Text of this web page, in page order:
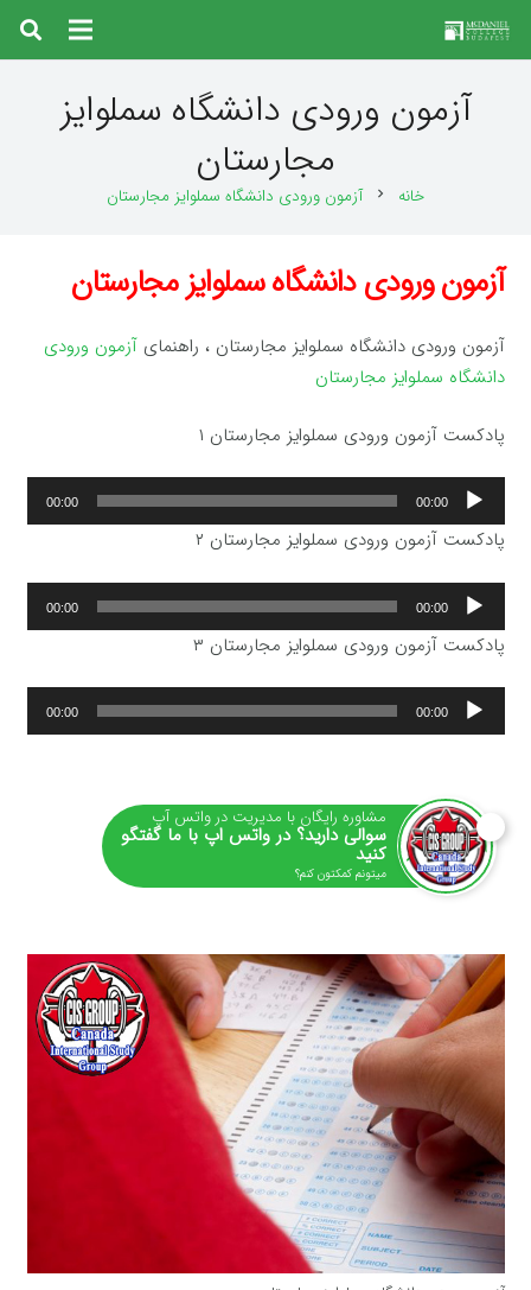
آزمون ورودی دانشگاه سملوایز
مجارستان
خانه chevron_right آزمون ورودی دانشگاه سملوایز مجارستان
آزمون ورودی دانشگاه سملوایز مجارستان
آزمون ورودی دانشگاه سملوایز مجارستان ، راهنمایآزمون ورودی
دانشگاه سملوایز مجارستان
پادکست آزمون ورودی سملوایز مجارستان ۱
پخش‌کننده
صوت
00:00
00:00
پادکست آزمون ورودی سملوایز مجارستان ۲
پخش‌کننده
صوت
00:00
00:00
پادکست آزمون ورودی سملوایز مجارستان ۳
پخش‌کننده
صوت
00:00
00:00
مشاوره رایگان با مدیریت در واتس آپ
سوالی دارید؟ در واتس اپ با ما گفتگو
کنید
میتونم کمکتون کنم؟